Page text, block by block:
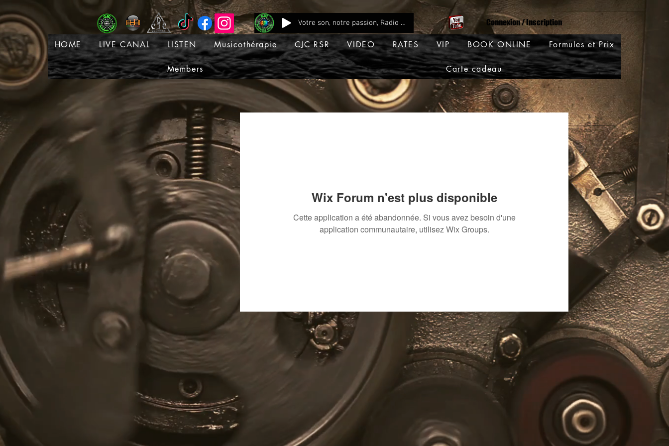
Votre son, notre passion, Radio CJC Recording Studio , là où chaque note prend vie ! Connexion / Inscription
HOME LIVE CANAL LISTEN Musicothérapie CJC RSR VIDEO RATES VIP BOOK ONLINE Formules et Prix
Members Carte cadeau
Wix Forum n'est plus disponible
Cette application a été abandonnée. Si vous avez besoin d'une
application communautaire, utilisez Wix Groups.